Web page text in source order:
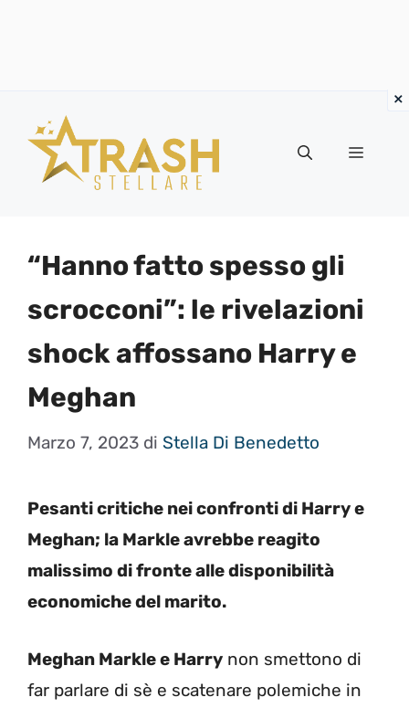
contenuto
Menu
“Hanno fatto spesso gli
scrocconi”: le rivelazioni
shock affossano Harry e
Meghan
Marzo 7, 2023 di Stella Di Benedetto
Pesanti critiche nei confronti di Harry e
Meghan; la Markle avrebbe reagito
malissimo di fronte alle disponibilità
economiche del marito.
Meghan Markle e Harry non smettono di
far parlare di sè e scatenare polemiche in